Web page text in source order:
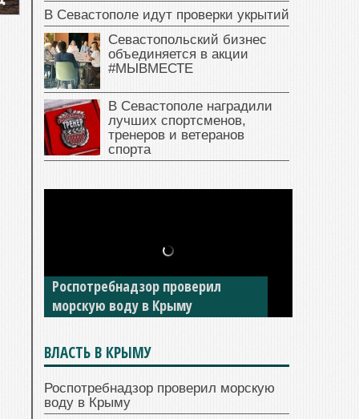
В Севастополе идут проверки укрытий
Севастопольский бизнес
объединяется в акции
#МЫВМЕСТЕ
В Севастополе наградили
лучших спортсменов,
тренеров и ветеранов
спорта
автомобиль — накопил долги по
штрафам ГИБДД
ВЛАСТЬ В КРЫМУ
Роспотребнадзор проверил морскую
воду в Крыму